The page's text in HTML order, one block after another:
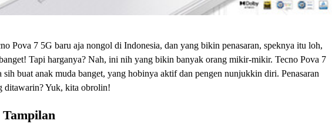
Pova 7 5G baru aja nongol di Indonesia, dan yang bikin penasaran, speknya itu loh,
Tapi harganya? Nah, ini nih yang bikin banyak orang mikir-mikir. Tecno Pova 7
buat anak muda banget, yang hobinya aktif dan pengen nunjukkin diri. Penasaran
ditawarin? Yuk, kita obrolin!
Tampilan